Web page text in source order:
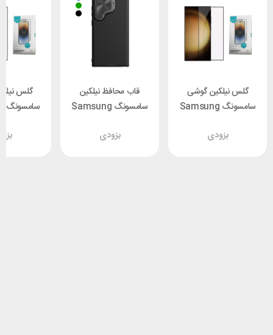
گلس نیلکین گوشی
سامسونگ Samsung
Nillkin CP+ Pro
بزودی
قاب محافظ نیلکین
سامسونگ Samsung
Nillkin CamShield
بزودی
گلس
Pro